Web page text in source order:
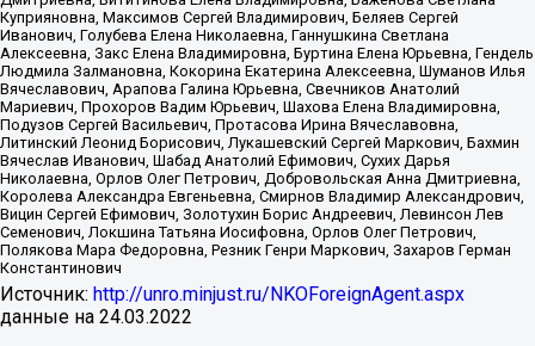
Куприяновна, Максимов Сергей Владимирович, Беляев Сергей
Иванович, Голубева Елена Николаевна, Ганнушкина Светлана
Алексеевна, Закс Елена Владимировна, Буртина Елена Юрьевна, Гендель
Людмила Залмановна, Кокорина Екатерина Алексеевна, Шуманов Илья
Вячеславович, Арапова Галина Юрьевна, Свечников Анатолий
Мариевич, Прохоров Вадим Юрьевич, Шахова Елена Владимировна,
Подузов Сергей Васильевич, Протасова Ирина Вячеславовна,
Литинский Леонид Борисович, Лукашевский Сергей Маркович, Бахмин
Вячеслав Иванович, Шабад Анатолий Ефимович, Сухих Дарья
Николаевна, Орлов Олег Петрович, Добровольская Анна Дмитриевна,
Королева Александра Евгеньевна, Смирнов Владимир Александрович,
Вицин Сергей Ефимович, Золотухин Борис Андреевич, Левинсон Лев
Семенович, Локшина Татьяна Иосифовна, Орлов Олег Петрович,
Полякова Мара Федоровна, Резник Генри Маркович, Захаров Герман
Константинович
Источник: http://unro.minjust.ru/NKOForeignAgent.aspx
данные на 24.03.2022